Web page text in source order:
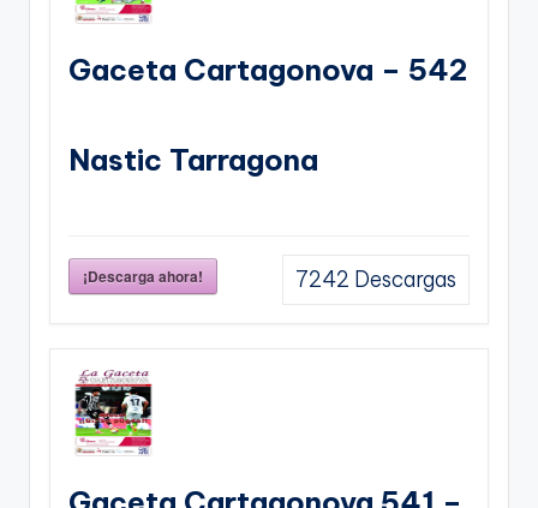
Gaceta Cartagonova – 542
Nastic Tarragona
¡Descarga ahora! 7242 Descargas